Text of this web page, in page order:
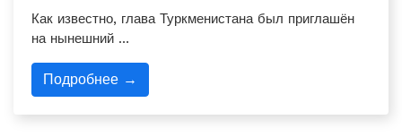
Как известно, глава Туркменистана был приглашён
на нынешний …
Подробнее →